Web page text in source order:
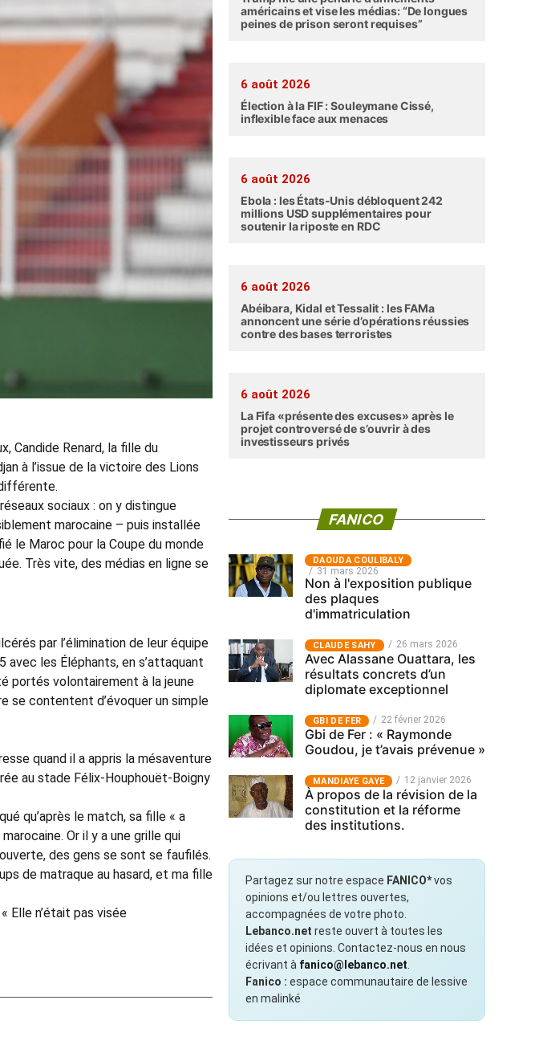
Candide Renard, la fille du
à l’issue de la victoire des Lions
sociaux : on y distingue
marocaine – puis installée
le Maroc pour la Coupe du monde
Très vite, des médias en ligne se
par l’élimination de leur équipe
avec les Éléphants, en s’attaquant
portés volontairement à la jeune
se contentent d’évoquer un simple
quand il a appris la mésaventure
au stade Félix-Houphouët-Boigny
qu’après le match, sa fille « a
Or il y a une grille qui
des gens se sont se faufilés.
de matraque au hasard, et ma fille
Elle n’était pas visée
américains et vise les médias: “De longues
peines de prison seront requises”
6 août 2026
Élection à la FIF : Souleymane Cissé,
inflexible face aux menaces
6 août 2026
Ebola : les États-Unis débloquent 242
millions USD supplémentaires pour
soutenir la riposte en RDC
6 août 2026
Abéibara, Kidal et Tessalit : les FAMa
annoncent une série d’opérations réussies
contre des bases terroristes
6 août 2026
La Fifa «présente des excuses» après le
projet controversé de s’ouvrir à des
investisseurs privés
FANICO
‎DAOUDA COULIBALY
31 mars 2026
Non à l'exposition publique
des plaques
d'immatriculation
CLAUDE SAHY 26 mars 2026
Avec Alassane Ouattara, les
résultats concrets d’un
diplomate exceptionnel
GBI DE FER 22 février 2026
Gbi de Fer : « Raymonde
Goudou, je t’avais prévenue »
MANDIAYE GAYE 12 janvier 2026
À propos de la révision de la
constitution et la réforme
des institutions.
Partagez sur notre espace FANICO*vos
opinions et/ou lettres ouvertes,
accompagnées de votre photo.
Lebanco.net reste ouvert à toutes les
idées et opinions. Contactez-nous en nous
écrivant à fanico@lebanco.net
Fanico : espace communautaire de lessive
en malinké